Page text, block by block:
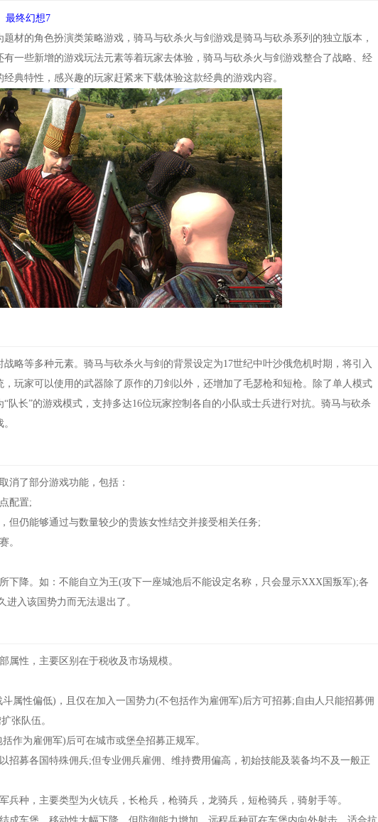
最终幻想7
材的角色扮演类策略游戏，骑马与砍杀火与剑游戏是骑马与砍杀系列的独立版本，
一些新增的游戏玩法元素等着玩家去体验，骑马与砍杀火与剑游戏整合了战略、经
典特性，感兴趣的玩家赶紧来下载体验这款经典的游戏内容。
等多种元素。骑马与砍杀火与剑的背景设定为17世纪中叶沙俄危机时期，将引入
玩家可以使用的武器除了原作的刀剑以外，还增加了毛瑟枪和短枪。除了单人模式
队长”的游戏模式，支持多达16位玩家控制各自的小队或士兵进行对抗。骑马与砍杀
了部分游戏功能，包括：
配置;
仍能够通过与数量较少的贵族女性结交并接受相关任务;
。
降。如：不能自立为王(攻下一座城池后不能设定名称，只会显示XXX国叛军);各
入该国势力而无法退出了。
性，主要区别在于税收及市场规模。
性偏低)，且仅在加入一国势力(不包括作为雇佣军)后方可招募;自由人只能招募佣
张队伍。
为雇佣军)后可在城市或堡垒招募正规军。
募各国特殊佣兵;但专业佣兵雇佣、维持费用偏高，初始技能及装备均不及一般正
种，主要类型为火铳兵，长枪兵，枪骑兵，龙骑兵，短枪骑兵，骑射手等。